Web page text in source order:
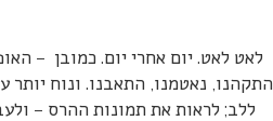
לאט לאט. יום אחרי יום. כמובן –
התקהנו, נאטמנו, התאבנו. ונוח
ללב; לראות את תמונות ההרס –